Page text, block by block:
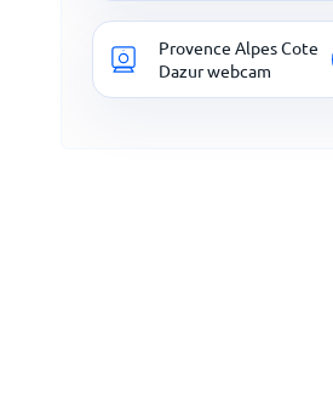
Provence Alpes Cote
Dazur webcam